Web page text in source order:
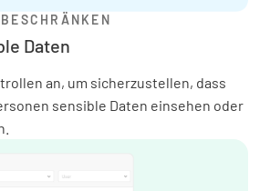
Daten
an, um sicherzustellen, dass
sensible Daten einsehen oder